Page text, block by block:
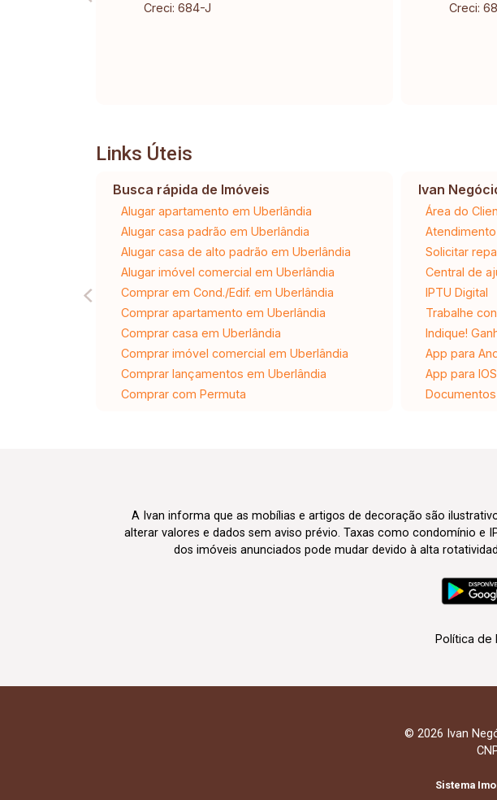
Creci: 684-J
Creci:
Links Úteis
Busca rápida de Imóveis
Alugar apartamento em Uberlândia
Alugar casa padrão em Uberlândia
Alugar casa de alto padrão em Uberlândia
Alugar imóvel comercial em Uberlândia
Comprar em Cond./Edif. em Uberlândia
Comprar apartamento em Uberlândia
Comprar casa em Uberlândia
Comprar imóvel comercial em Uberlândia
Comprar lançamentos em Uberlândia
Comprar com Permuta
Ivan
Área do
Solicitar
Central de
IPTU Digital
Trabalhe
Indique!
App para
App para IOS
A Ivan informa que as mobílias e artigos de decoração são
alterar valores e dados sem aviso prévio. Taxas como condomínio e
dos imóveis anunciados pode mudar devido à alta
Política de
© 2026 Ivan
Sistema